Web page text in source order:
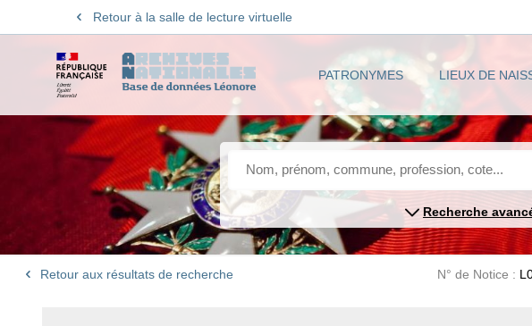
Retour à la salle de lecture virtuelle
PATRONYMES LIEUX DE
Recherche
Retour aux résultats de recherche N° de Notice :